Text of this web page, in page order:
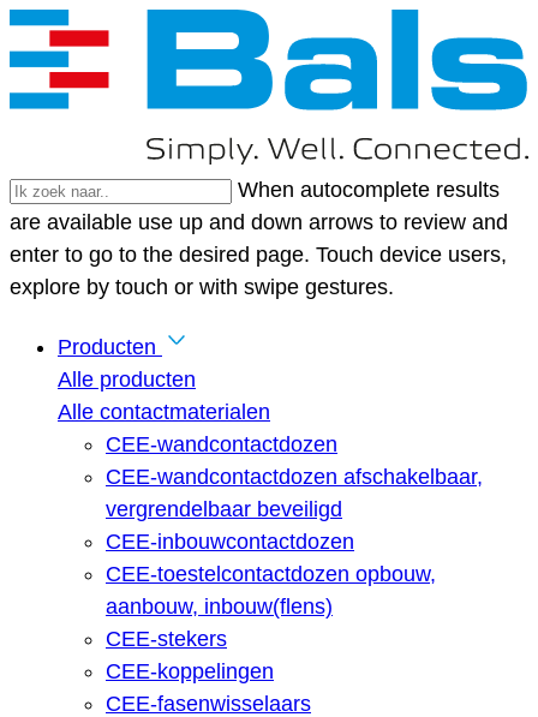
When autocomplete results
are available use up and down arrows to review and
enter to go to the desired page. Touch device users,
explore by touch or with swipe gestures.
Producten
Alle producten
Alle contactmaterialen
CEE-wandcontactdozen
CEE-wandcontactdozen afschakelbaar,
vergrendelbaar beveiligd
CEE-inbouwcontactdozen
CEE-toestelcontactdozen opbouw,
aanbouw, inbouw(flens)
CEE-stekers
CEE-koppelingen
CEE-fasenwisselaars